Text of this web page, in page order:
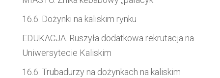
16.6. Dożynki na kaliskim rynku
EDUKACJA. Ruszyła dodatkowa rekrutacja na
Uniwersytecie Kaliskim
16.6. Trubadurzy na dożynkach na kaliskim